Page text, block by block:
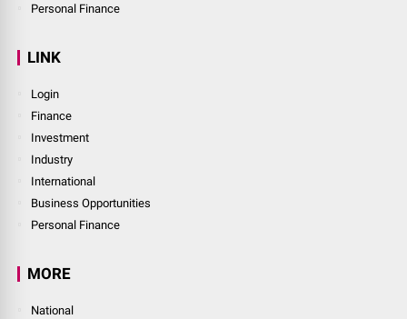
Personal Finance
LINK
Login
Finance
Investment
Industry
International
Business Opportunities
Personal Finance
MORE
National